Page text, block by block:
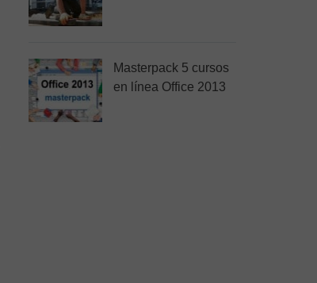
Masterpack 5 cursos
en línea Office 2013